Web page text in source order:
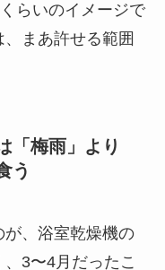
らいのイメージで
まあ許せる範囲
「梅雨」より
う
が、浴室乾燥機の
3〜4月だったこ